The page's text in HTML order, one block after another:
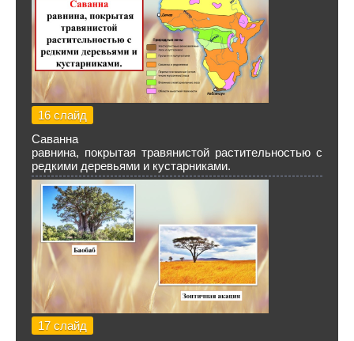
16 слайд
Саванна
равнина, покрытая травянистой растительностью с
редкими деревьями и кустарниками.
17 слайд